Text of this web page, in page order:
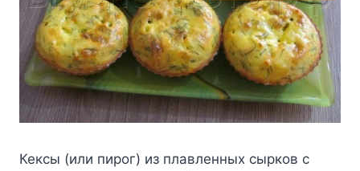
Кексы (или пирог) из плавленных сырков с